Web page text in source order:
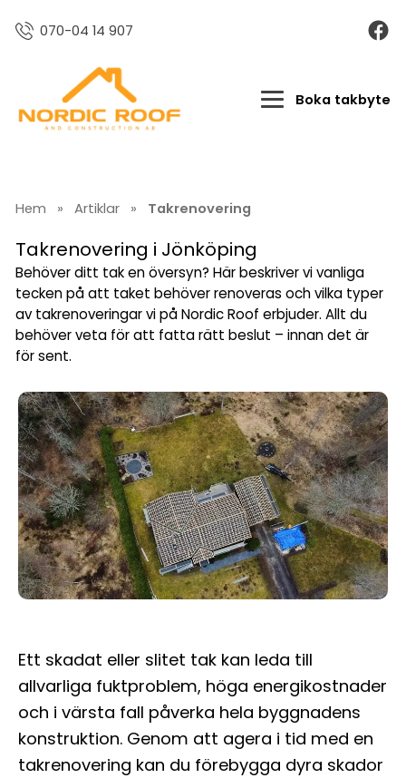
070-04 14 907
Boka takbyte
Hem » Artiklar » Takrenovering
Takrenovering i Jönköping
Behöver ditt tak en översyn? Här beskriver vi vanliga
tecken på att taket behöver renoveras och vilka typer
av takrenoveringar vi på Nordic Roof erbjuder. Allt du
behöver veta för att fatta rätt beslut – innan det är
för sent.
Ett skadat eller slitet tak kan leda till
allvarliga fuktproblem, höga energikostnader
och i värsta fall påverka hela byggnadens
konstruktion. Genom att agera i tid med en
takrenovering kan du förebygga dyra skador